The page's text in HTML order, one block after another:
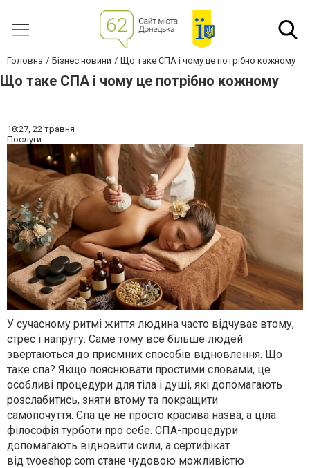
Головна Бізнес новини Що таке СПА і чому це потрібно кожному
Що таке СПА і чому це потрібно кожному
18:27, 22 травня
Послуги
У сучасному ритмі життя людина часто відчуває втому,
стрес і напругу. Саме тому все більше людей
звертаються до приємних способів відновлення. Що
таке спа? Якщо пояснювати простими словами, це
особливі процедури для тіла і душі, які допомагають
розслабитись, зняти втому та покращити
самопочуття. Спа це не просто красива назва, а ціла
філософія турботи про себе. СПА-процедури
допомагають відновити сили, а сертифікат
від tvoeshop.com стане чудовою можливістю